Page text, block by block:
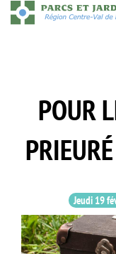
Aller
au
POUR
Jeudi 19